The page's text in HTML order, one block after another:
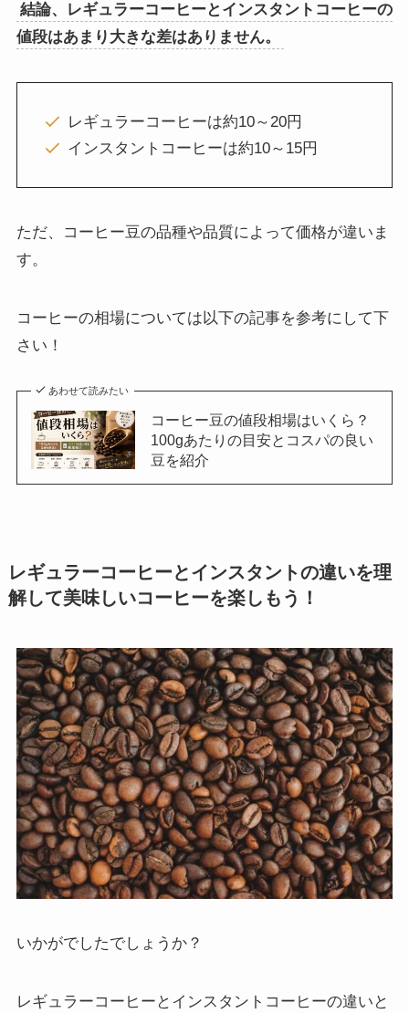
結論、レギュラーコーヒーとインスタントコーヒーの
値段はあまり大きな差はありません。
レギュラーコーヒーは約10～20円
インスタントコーヒーは約10～15円
ただ、コーヒー豆の品種や品質によって価格が違いま
す。
コーヒーの相場については以下の記事を参考にして下
さい！
あわせて読みたい
コーヒー豆の値段相場はいくら？
100gあたりの目安とコスパの良い
豆を紹介
レギュラーコーヒーとインスタントの違いを理
解して美味しいコーヒーを楽しもう！
いかがでしたでしょうか？
レギュラーコーヒーとインスタントコーヒーの違いと